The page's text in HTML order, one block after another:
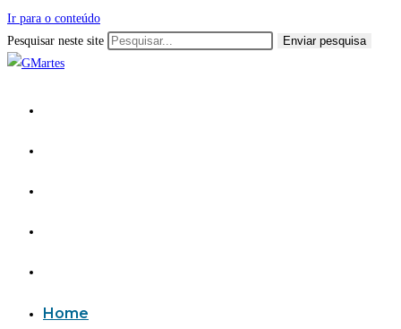
Ir para o conteúdo
Pesquisar neste site
Enviar pesquisa
Home